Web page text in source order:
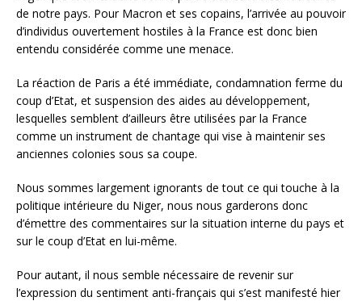
de notre pays. Pour Macron et ses copains, l’arrivée au pouvoir
d’individus ouvertement hostiles à la France est donc bien
entendu considérée comme une menace.
La réaction de Paris a été immédiate, condamnation ferme du
coup d’Etat, et suspension des aides au développement,
lesquelles semblent d’ailleurs être utilisées par la France
comme un instrument de chantage qui vise à maintenir ses
anciennes colonies sous sa coupe.
Nous sommes largement ignorants de tout ce qui touche à la
politique intérieure du Niger, nous nous garderons donc
d’émettre des commentaires sur la situation interne du pays et
sur le coup d’Etat en lui-même.
Pour autant, il nous semble nécessaire de revenir sur
l’expression du sentiment anti-français qui s’est manifesté hier